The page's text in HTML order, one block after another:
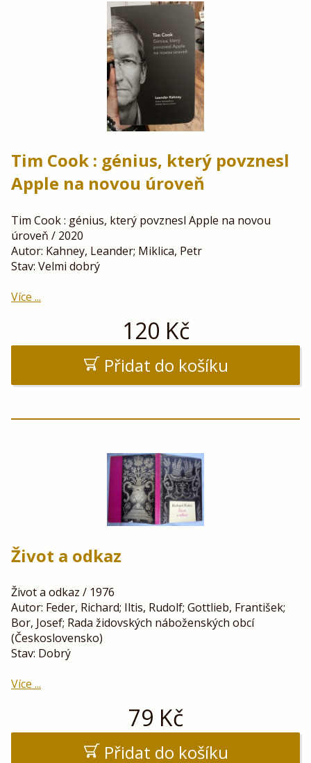
Tim Cook : génius, který povznesl
Apple na novou úroveň
Tim Cook : génius, který povznesl Apple na novou
úroveň / 2020
Autor: Kahney, Leander; Miklica, Petr
Stav: Velmi dobrý
Více ...
120 Kč
Přidat do košíku
Život a odkaz
Život a odkaz / 1976
Autor: Feder, Richard; Iltis, Rudolf; Gottlieb, František;
Bor, Josef; Rada židovských náboženských obcí
(Československo)
Stav: Dobrý
Více ...
79 Kč
Přidat do košíku